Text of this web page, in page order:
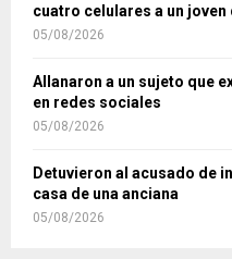
cuatro celulares a un joven
05/08/2026
Allanaron a un sujeto que
en redes sociales
05/08/2026
Detuvieron al acusado de
casa de una anciana
05/08/2026